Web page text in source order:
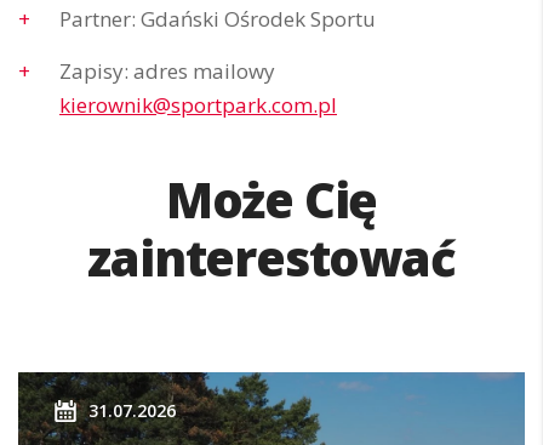
Partner: Gdański Ośrodek Sportu
Zapisy: adres mailowy
kierownik@sportpark.com.pl
Może Cię
zainterestować
31.07.2026